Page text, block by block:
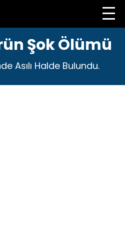
Şok Ölümü
Asılı Halde Bulundu.